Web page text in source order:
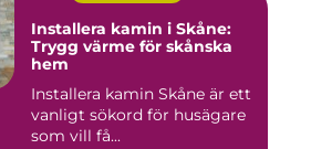
Installera kamin i Skåne:
Trygg värme för skånska
hem
Installera kamin Skåne är ett
vanligt sökord för husägare
som vill få...